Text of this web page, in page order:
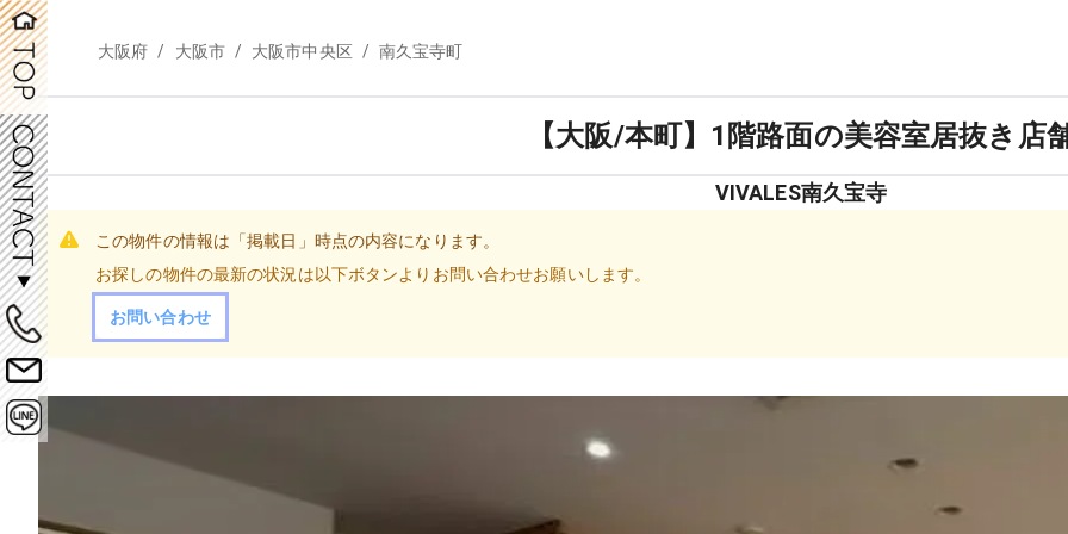
大阪府 / 大阪市 / 大阪市中央区 / 南久宝寺町
【大阪/本町】1階路面の美容室居抜き店
VIVALES南久宝寺
この物件の情報は「掲載日」時点の内容になります。
お探しの物件の最新の状況は以下ボタンよりお問い合わせお願いします。
お問い合わせ